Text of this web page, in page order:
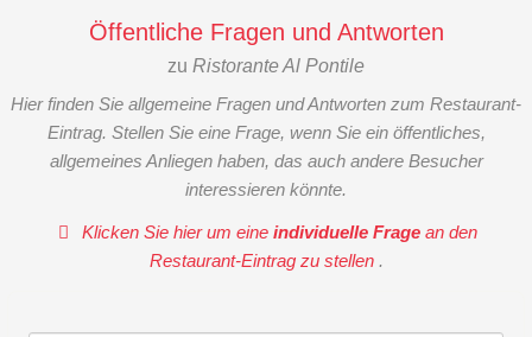
Öffentliche Fragen und Antworten
zu Ristorante Al Pontile
Hier finden Sie allgemeine Fragen und Antworten zum Restaurant-
Eintrag. Stellen Sie eine Frage, wenn Sie ein öffentliches,
allgemeines Anliegen haben, das auch andere Besucher
interessieren könnte.
Klicken Sie hier um eineindividuelle Frage an den
Restaurant-Eintrag zu stellen .